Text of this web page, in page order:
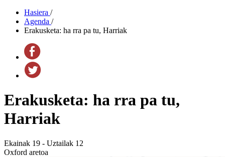
Hasiera /
Agenda /
Erakusketa: ha rra pa tu, Harriak
Erakusketa: ha rra pa tu,
Harriak
Ekainak 19 - Uztailak 12
Oxford aretoa